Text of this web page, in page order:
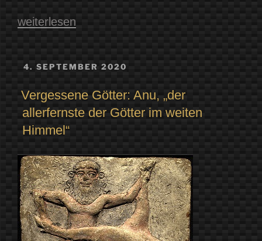
„Der
…
zum
100.
Geburtstag
von
Marija
Gimbutas“
weiterlesen
VERÖFFENTLICHT
4. SEPTEMBER 2020
Vergessene Götter: Anu, „der
allerfernste der Götter im weiten
Himmel“